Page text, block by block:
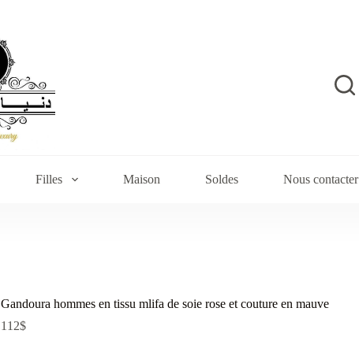
Filles Maison Soldes Nous contacter
Gandoura hommes en tissu mlifa de soie rose et couture en mauve
112$